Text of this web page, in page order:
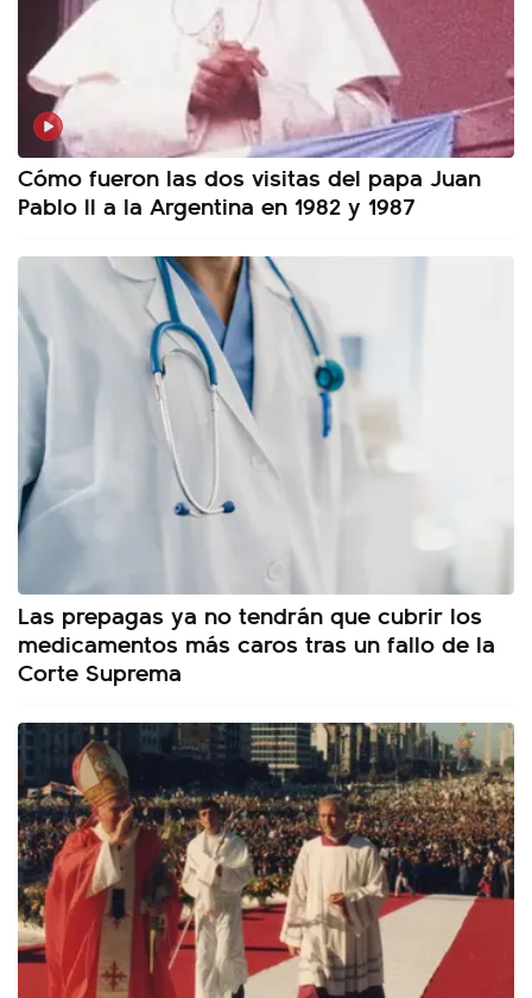
Cómo fueron las dos visitas del papa Juan
Pablo II a la Argentina en 1982 y 1987
Las prepagas ya no tendrán que cubrir los
medicamentos más caros tras un fallo de la
Corte Suprema